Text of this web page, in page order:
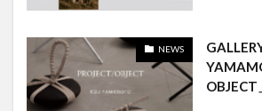
NEWS
OBJECT